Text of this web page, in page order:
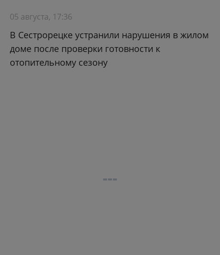
05 августа, 17:36
В Сестрорецке устранили нарушения в жилом
доме после проверки готовности к
отопительному сезону